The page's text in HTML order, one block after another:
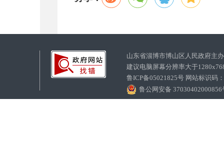
山东省淄博市博山区人民政府
建议电脑屏幕分辨率大于
鲁ICP备05021825号 网站标识码
鲁公网安备 37030402000856